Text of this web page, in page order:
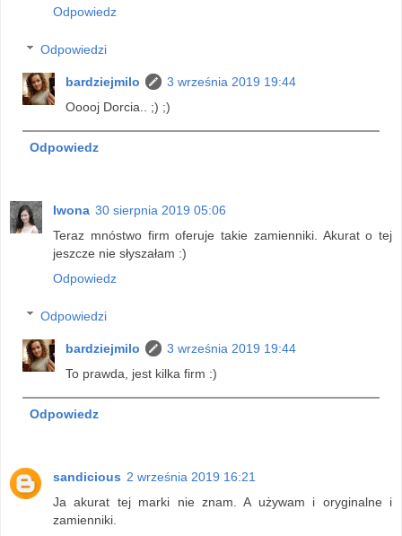
Odpowiedz
Odpowiedzi
bardziejmilo
3 września 2019 19:44
Ooooj Dorcia.. ;) ;)
Odpowiedz
Iwona 30 sierpnia 2019 05:06
Teraz mnóstwo firm oferuje takie zamienniki. Akurat o tej
jeszcze nie słyszałam :)
Odpowiedz
Odpowiedzi
bardziejmilo
3 września 2019 19:44
To prawda, jest kilka firm :)
Odpowiedz
sandicious 2 września 2019 16:21
Ja akurat tej marki nie znam. A używam i oryginalne i
zamienniki.